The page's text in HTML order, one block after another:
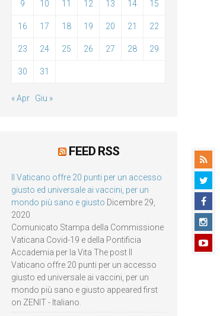
9 10 11 12 13 14 15
16 17 18 19 20 21 22
23 24 25 26 27 28 29
30 31
« Apr Giu »
FEED RSS
Il Vaticano offre 20 punti per un accesso
giusto ed universale ai vaccini, per un
mondo più sano e giusto Dicembre 29,
2020
Comunicato Stampa della Commissione
Vaticana Covid-19 e della Pontificia
Accademia per la Vita The post Il
Vaticano offre 20 punti per un accesso
giusto ed universale ai vaccini, per un
mondo più sano e giusto appeared first
on ZENIT - Italiano.